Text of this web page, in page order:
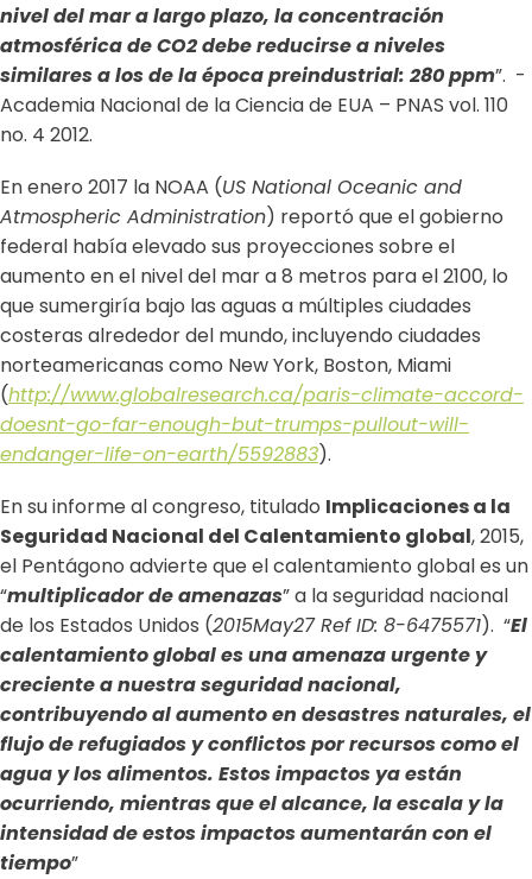
nivel del mar a largo plazo, la concentración
atmosférica de CO2 debe reducirse a niveles
similares a los de la época preindustrial: 280 ppm”. -
Academia Nacional de la Ciencia de EUA – PNAS vol. 110
no. 4 2012.
En enero 2017 la NOAA (US National Oceanic and
Atmospheric Administration) reportó que el gobierno
federal había elevado sus proyecciones sobre el
aumento en el nivel del mar a 8 metros para el 2100, lo
que sumergiría bajo las aguas a múltiples ciudades
costeras alrededor del mundo, incluyendo ciudades
norteamericanas como New York, Boston, Miami
(http://www.globalresearch.ca/paris-climate-accord-
doesnt-go-far-enough-but-trumps-pullout-will-
endanger-life-on-earth/5592883).
En su informe al congreso, titulado Implicaciones a la
Seguridad Nacional del Calentamiento global, 2015,
el Pentágono advierte que el calentamiento global es un
“multiplicador de amenazas” a la seguridad nacional
de los Estados Unidos (2015May27 Ref ID: 8-6475571). “El
calentamiento global es una amenaza urgente y
creciente a nuestra seguridad nacional,
contribuyendo al aumento en desastres naturales, el
flujo de refugiados y conflictos por recursos como el
agua y los alimentos. Estos impactos ya están
ocurriendo, mientras que el alcance, la escala y la
intensidad de estos impactos aumentarán con el
tiempo”